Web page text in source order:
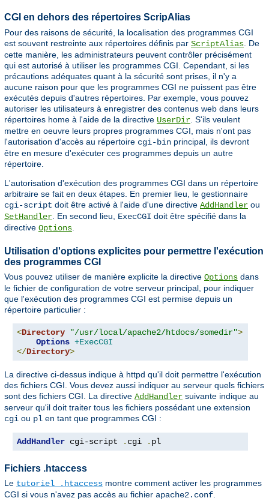
CGI en dehors des répertoires ScripAlias
Pour des raisons de sécurité, la localisation des programmes CGI
est souvent restreinte aux répertoires définis par ScriptAlias . De
cette manière, les administrateurs peuvent contrôler précisément
qui est autorisé à utiliser les programmes CGI. Cependant, si les
précautions adéquates quant à la sécurité sont prises, il n'y a
aucune raison pour que les programmes CGI ne puissent pas être
exécutés depuis d'autres répertoires. Par exemple, vous pouvez
autoriser les utilisateurs à enregistrer des contenus web dans leurs
répertoires home à l'aide de la directive UserDir . S'ils veulent
mettre en oeuvre leurs propres programmes CGI, mais n'ont pas
l'autorisation d'accès au répertoire cgi-bin principal, ils devront
être en mesure d'exécuter ces programmes depuis un autre
répertoire.
L'autorisation d'exécution des programmes CGI dans un répertoire
arbitraire se fait en deux étapes. En premier lieu, le gestionnaire
cgi-script doit être activé à l'aide d'une directive AddHandler ou
SetHandler . En second lieu, ExecCGI doit être spécifié dans la
directive Options
Utilisation d'options explicites pour permettre l'exécution
des programmes CGI
Vous pouvez utiliser de manière explicite la directive Options dans
le fichier de configuration de votre serveur principal, pour indiquer
que l'exécution des programmes CGI est permise depuis un
répertoire particulier :
<Directory "/usr/local/apache2/htdocs/somedir">
Options +ExecCGI
</Directory>
La directive ci-dessus indique à httpd qu'il doit permettre l'exécution
des fichiers CGI. Vous devez aussi indiquer au serveur quels fichiers
sont des fichiers CGI. La directive AddHandler suivante indique au
serveur qu'il doit traiter tous les fichiers possédant une extension
cgi ou pl en tant que programmes CGI :
AddHandler cgi-script . cgi . pl
Fichiers .htaccess
Le tutoriel .htaccess montre comment activer les programmes
CGI si vous n'avez pas accès au fichier apache2.conf